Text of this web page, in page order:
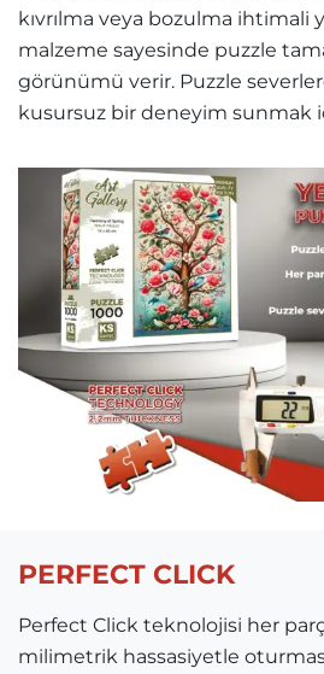
kıvrılma veya bozulma ihtimali
malzeme sayesinde puzzle
görünümü verir. Puzzle
kusursuz bir deneyim sunmak
PERFECT CLICK
Perfect Click teknolojisi her
milimetrik hassasiyetle